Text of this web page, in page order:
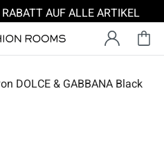
AUF ALLE ARTIKEL